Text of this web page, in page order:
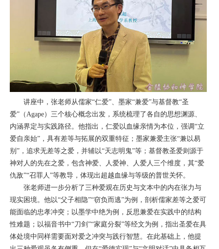
讲座中，张老师从儒家“仁爱”、墨家“兼爱”与基督教“圣
爱”（Agape）三个核心概念出发，系统梳理了各自的思想渊源、
内涵界定与实践路径。他指出，仁爱以血缘亲情为本位，强调“立
爱自亲始”，具有差等与拓展的双重特征；墨家兼爱主张“兼以易
别”，追求无差等之爱，并辅以“天志明鬼”等；基督教圣爱则源于
神对人的先在之爱，包含神爱、人爱神、人爱人三个维度，其“爱
仇敌”“召罪人”等教导，体现出超越血缘与等级的普世关怀。
张老师进一步分析了三种爱观在历史与文本中的内在张力与
现实困境。他以“父子相隐”“窃负而逃”为例，剖析儒家差等之爱可
能面临的忠孝冲突；以墨学中绝为例，反思兼爱在实践中的结构
性难题；以福音书中“刀剑”“家庭分裂”等经文为例，指出圣爱在具
体处境中同样需要面对爱之冲突与践行智慧。在此基础上，他提